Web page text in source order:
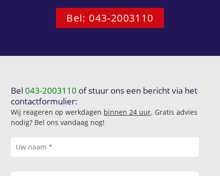
Bel: 043-2003110
Bel043-2003110 of stuur ons een bericht via het
contactformulier:
Wij reageren op werkdagen binnen 24 uur. Gratis advies
nodig? Bel ons vandaag nog!